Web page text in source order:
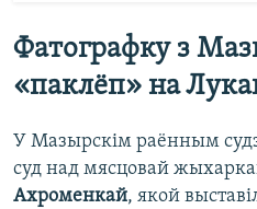
Фатографку з
«паклёп» на
У Мазырскім раённым
суд над мясцовай
Ахроменкай, якой